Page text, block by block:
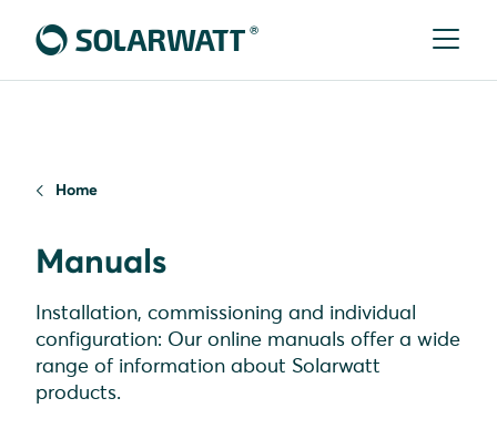
Home
Manuals
Installation, commissioning and individual
configuration: Our online manuals offer a wide
range of information about Solarwatt
products.